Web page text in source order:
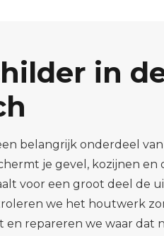
in
belangrijk onderdeel
je gevel, kozijnen en
voor een groot deel de
we het houtwerk
repareren we waar dat